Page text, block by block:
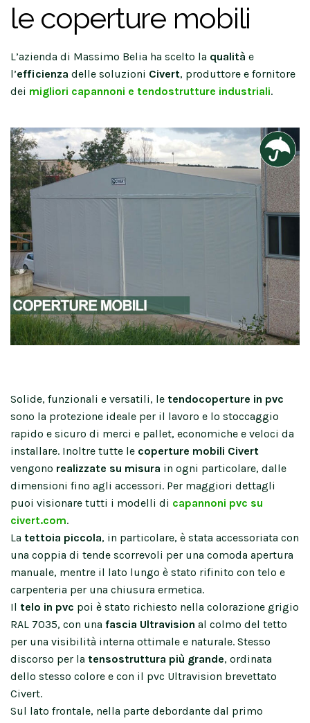
le coperture mobili
L’azienda di Massimo Belia ha scelto la qualità e
l’efficienza delle soluzioni Civert, produttore e fornitore
dei migliori capannoni e tendostrutture industriali.
Solide, funzionali e versatili, le tendocoperture in pvc
sono la protezione ideale per il lavoro e lo stoccaggio
rapido e sicuro di merci e pallet, economiche e veloci da
installare. Inoltre tutte le coperture mobili Civert
vengono realizzate su misura in ogni particolare, dalle
dimensioni fino agli accessori. Per maggiori dettagli
puoi visionare tutti i modelli di capannoni pvc su
civert.com.
La tettoia piccola, in particolare, è stata accessoriata con
una coppia di tende scorrevoli per una comoda apertura
manuale, mentre il lato lungo è stato rifinito con telo e
carpenteria per una chiusura ermetica.
Il telo in pvc poi è stato richiesto nella colorazione grigio
RAL 7035, con una fascia Ultravision al colmo del tetto
per una visibilità interna ottimale e naturale. Stesso
discorso per la tensostruttura più grande, ordinata
dello stesso colore e con il pvc Ultravision brevettato
Civert.
Sul lato frontale, nella parte debordante dal primo